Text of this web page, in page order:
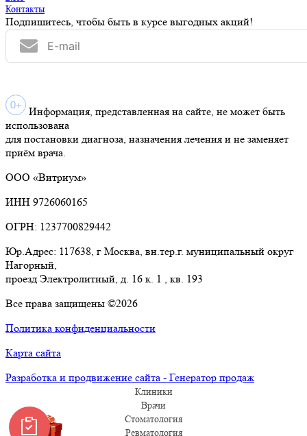
Контакты
Подпишитесь, чтобы быть в курсе выгодных акций!
Информация, представленная на сайте, не может быть
использована
для постановки диагноза, назначения лечения и не заменяет
приём врача.
ООО «Витриум»
ИНН 9726060165
ОГРН: 1237700829442
Юр.Адрес: 117638, г Москва, вн.тер.г. муниципальный округ
Нагорный,
проезд Электролитный, д. 16 к. 1 , кв. 193
Все права защищены ©2026
Политика конфиденциальности
Карта сайта
Разработка и продвижение сайта - Генератор продаж
Клиники
Врачи
Стоматология
Ревматология